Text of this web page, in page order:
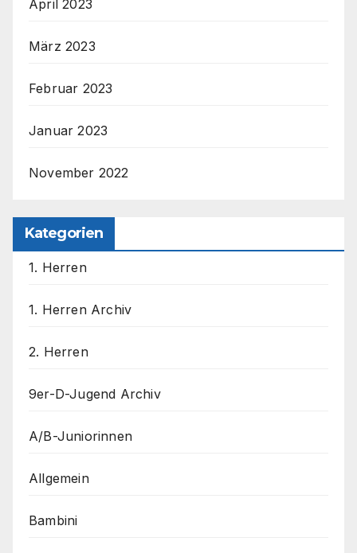
April 2023
März 2023
Februar 2023
Januar 2023
November 2022
Kategorien
1. Herren
1. Herren Archiv
2. Herren
9er-D-Jugend Archiv
A/B-Juniorinnen
Allgemein
Bambini